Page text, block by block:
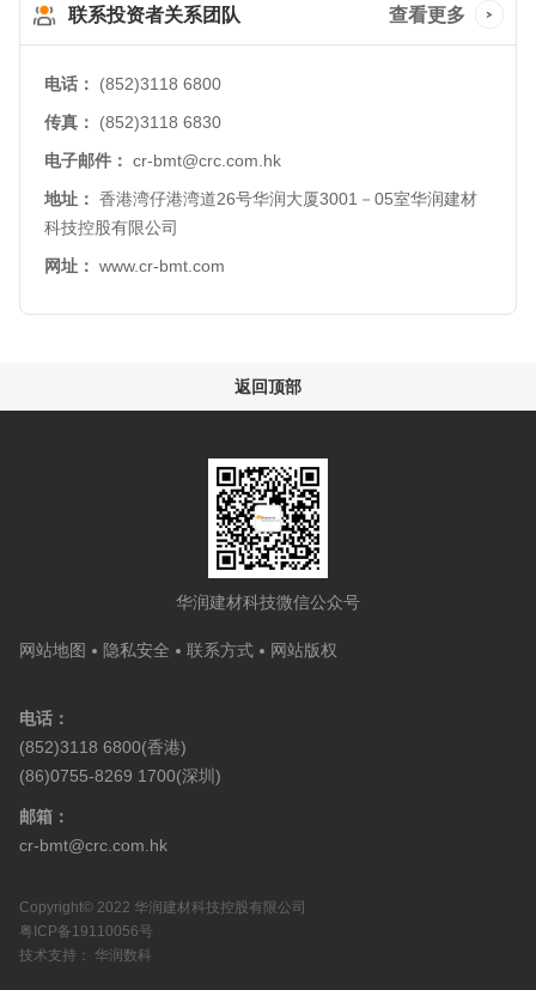
联系投资者关系团队 查看更多
电话：
(852)3118 6800
传真：
(852)3118 6830
电子邮件： cr-bmt@crc.com.hk
地址： 香港湾仔港湾道26号华润大厦3001－05室华润建材
科技控股有限公司
网址： www.cr-bmt.com
返回顶部
华润建材科技微信公众号
网站地图 隐私安全 联系方式 网站版权
电话：
(852)3118 6800(香港)
(86)0755-8269 1700(深圳)
邮箱：
cr-bmt@crc.com.hk
Copyright© 2022 华润建材科技控股有限公司
粤ICP备19110056号
技术支持： 华润数科